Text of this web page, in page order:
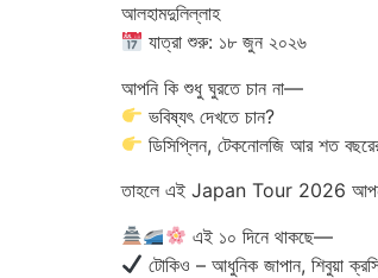
আলহামদুলিল্লাহ
যাত্রা শুরু: ১৮ জুন ২০২৬
আপনি কি শুধু ঘুরতে চান না—
ভবিষ্যৎ দেখতে চান?
ডিসিপ্লিন, টেকনোলজি আর শত
তাহলে এই Japan Tour 2026
এই ১০ দিনে থাকছে—
টোকিও – আধুনিক জাপান, শিবুয়া